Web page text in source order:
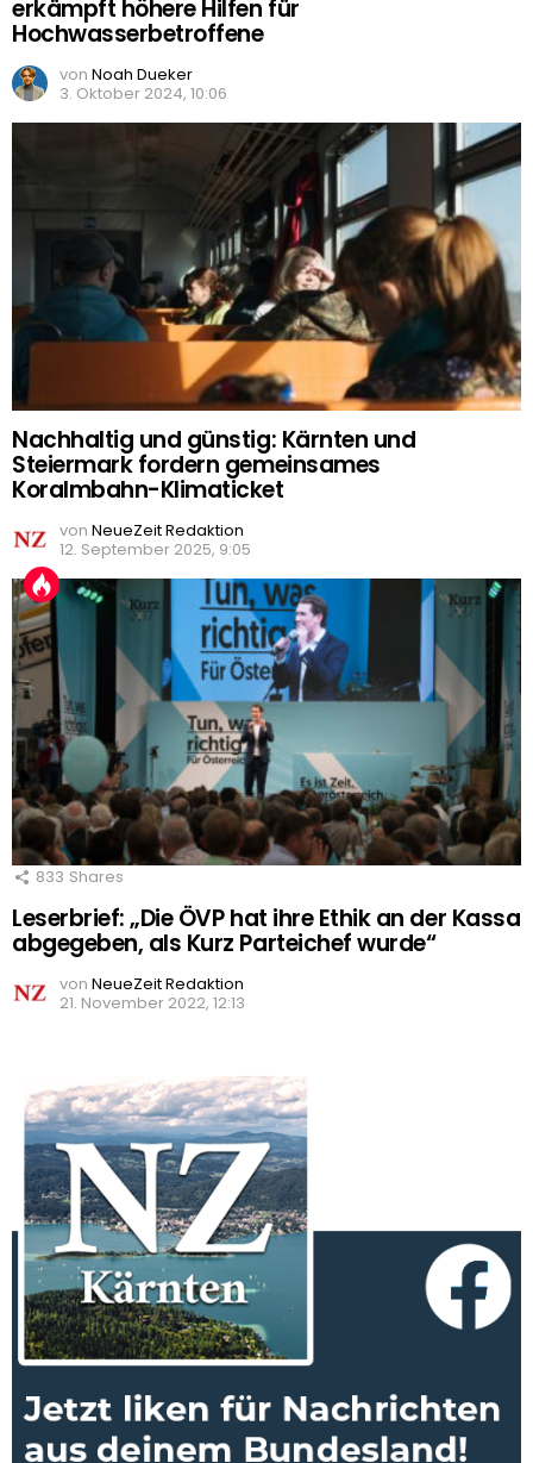
erkämpft höhere Hilfen für
Hochwasserbetroffene
von Noah Dueker
3. Oktober 2024, 10:06
Nachhaltig und günstig: Kärnten und
Steiermark fordern gemeinsames
Koralmbahn-Klimaticket
von NeueZeit Redaktion
12. September 2025, 9:05
833 Shares
Leserbrief: „Die ÖVP hat ihre Ethik an der Kassa
abgegeben, als Kurz Parteichef wurde“
von NeueZeit Redaktion
21. November 2022, 12:13